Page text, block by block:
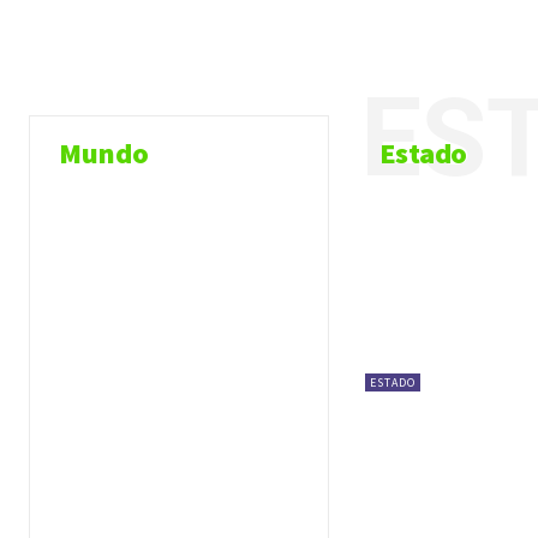
Mundo Estado
ESTADO